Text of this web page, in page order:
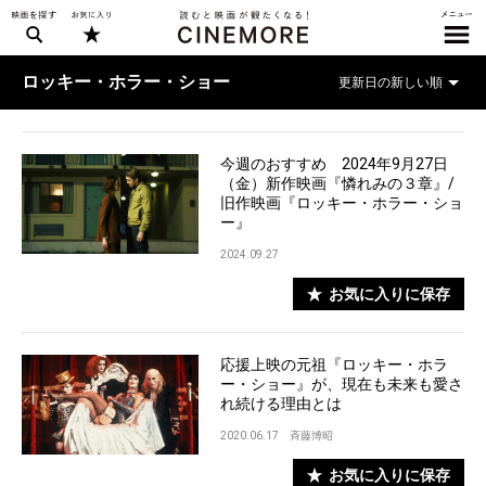
ロッキー・ホラー・ショー
今週のおすすめ 2024年9月27日
（金）新作映画『憐れみの３章』/
旧作映画『ロッキー・ホラー・ショ
ー』
2024.09.27
お気に入りに保存
応援上映の元祖『ロッキー・ホラ
ー・ショー』が、現在も未来も愛さ
れ続ける理由とは
2020.06.17 斉藤博昭
お気に入りに保存